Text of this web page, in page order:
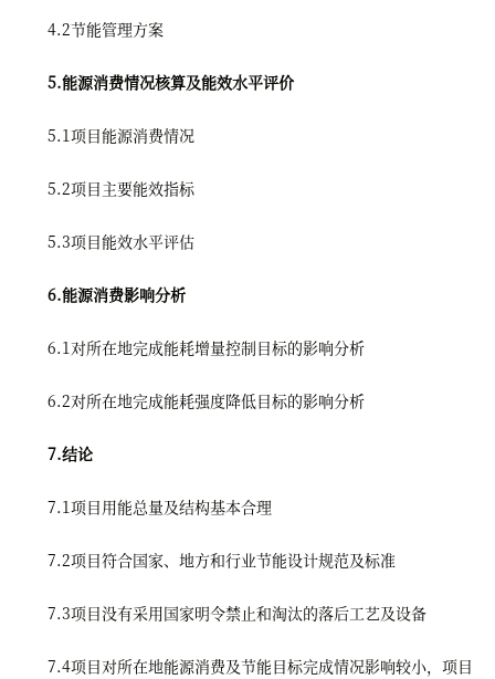
4.2节能管理方案
5.能源消费情况核算及能效水平评价
5.1项目能源消费情况
5.2项目主要能效指标
5.3项目能效水平评估
6.能源消费影响分析
6.1对所在地完成能耗增量控制目标的影响分析
6.2对所在地完成能耗强度降低目标的影响分析
7.结论
7.1项目用能总量及结构基本合理
7.2项目符合国家、地方和行业节能设计规范及标准
7.3项目没有采用国家明令禁止和淘汰的落后工艺及设备
7.4项目对所在地能源消费及节能目标完成情况影响较小，项目